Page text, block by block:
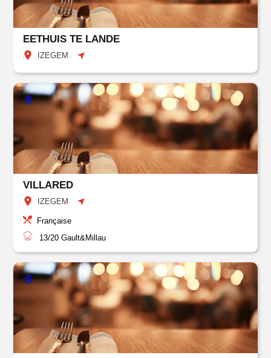
EETHUIS TE LANDE
IZEGEM
VILLARED
IZEGEM
Française
13/20 Gault&Millau